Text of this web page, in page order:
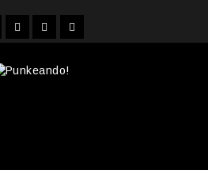
Instagram
YouTubeTwitter